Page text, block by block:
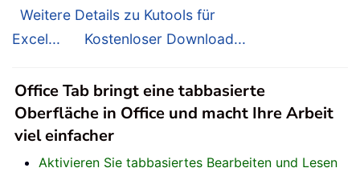
Weitere Details zu Kutools für
Excel...
Kostenloser Download...
Office Tab bringt eine tabbasierte
Oberfläche in Office und macht Ihre Arbeit
viel einfacher
Aktivieren Sie tabbasiertes Bearbeiten und Lesen